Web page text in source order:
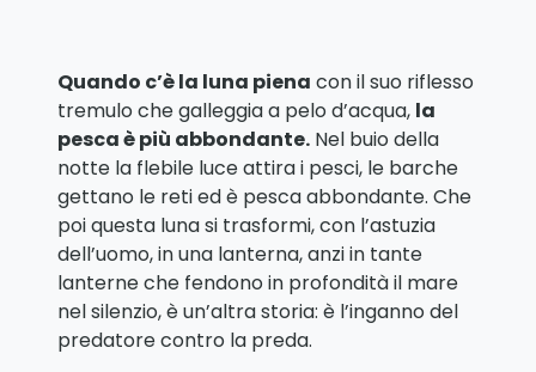
Quando c’è la luna piena con il suo riflesso
tremulo che galleggia a pelo d’acqua, la
pesca è più abbondante. Nel buio della
notte la flebile luce attira i pesci, le barche
gettano le reti ed è pesca abbondante. Che
poi questa luna si trasformi, con l’astuzia
dell’uomo, in una lanterna, anzi in tante
lanterne che fendono in profondità il mare
nel silenzio, è un’altra storia: è l’inganno del
predatore contro la preda.